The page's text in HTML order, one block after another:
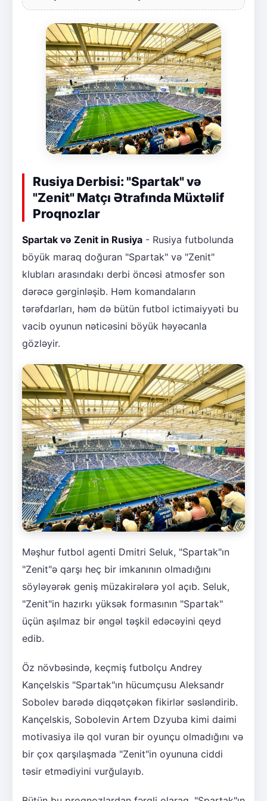
Rusiya Derbisi: "Spartak" və
"Zenit" Matçı Ətrafında Müxtəlif
Proqnozlar
Spartak və Zenit in Rusiya - Rusiya futbolunda
böyük maraq doğuran "Spartak" və "Zenit"
klubları arasındakı derbi öncəsi atmosfer son
dərəcə gərginləşib. Həm komandaların
tərəfdarları, həm də bütün futbol ictimaiyyəti bu
vacib oyunun nəticəsini böyük həyəcanla
gözləyir.
Məşhur futbol agenti Dmitri Seluk, "Spartak"ın
"Zenit"ə qarşı heç bir imkanının olmadığını
söyləyərək geniş müzakirələrə yol açıb. Seluk,
"Zenit"in hazırkı yüksək formasının "Spartak"
üçün aşılmaz bir əngəl təşkil edəcəyini qeyd
edib.
Öz növbəsində, keçmiş futbolçu Andrey
Kançelskis "Spartak"ın hücumçusu Aleksandr
Sobolev barədə diqqətçəkən fikirlər səsləndirib.
Kançelskis, Sobolevin Artem Dzyuba kimi daimi
motivasiya ilə qol vuran bir oyunçu olmadığını və
bir çox qarşılaşmada "Zenit"in oyununa ciddi
təsir etmədiyini vurğulayıb.